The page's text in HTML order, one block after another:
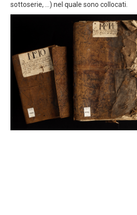
sottoserie, ...) nel quale sono collocati.